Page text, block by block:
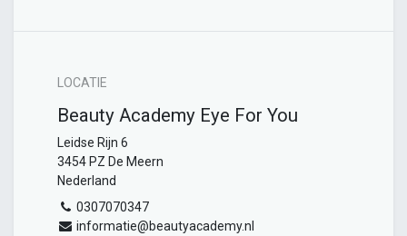
LOCATIE
Beauty Academy Eye For You
Leidse Rijn 6
3454 PZ De Meern
Nederland
0307070347
informatie@beautyacademy.nl